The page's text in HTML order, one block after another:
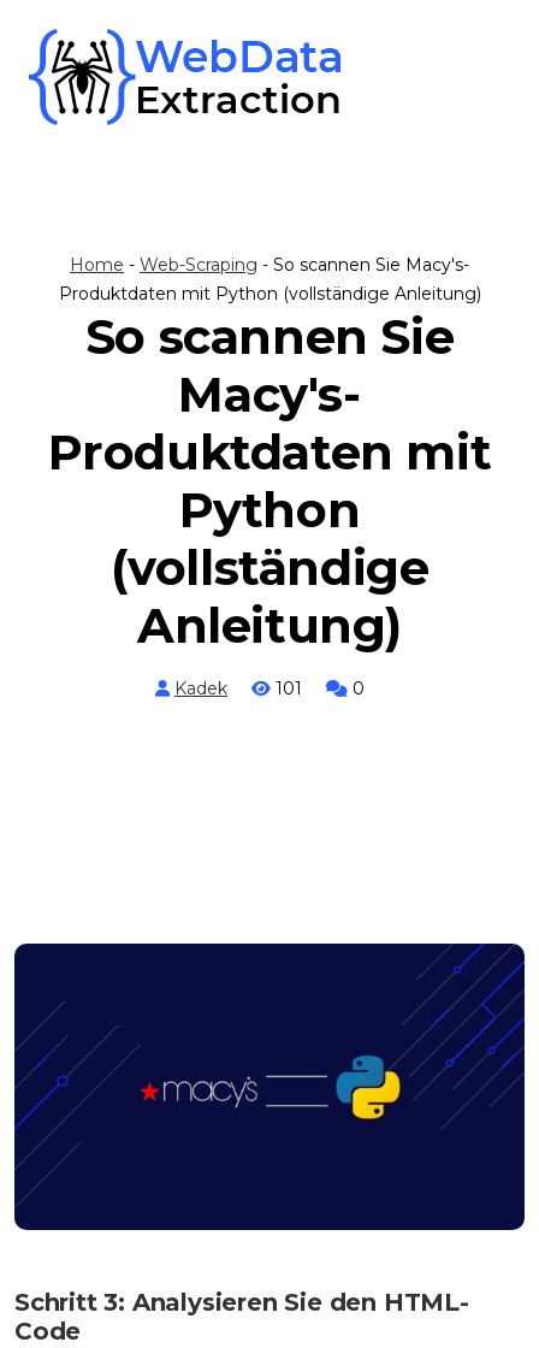
content
Home - Web-Scraping - So scannen Sie Macy's-
Produktdaten mit Python (vollständige Anleitung)
So scannen Sie
Macy's-
Produktdaten mit
Python
(vollständige
Anleitung)
Kadek 101 0
Schritt 3: Analysieren Sie den HTML-
Code